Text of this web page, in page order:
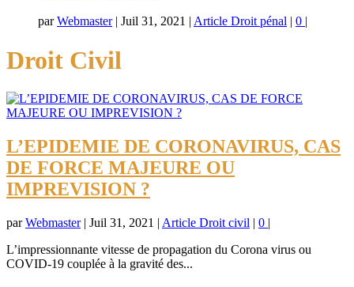
parWebmaster| Juil 31, 2021 | Article Droit pénal | 0 |
Droit Civil
L’EPIDEMIE DE CORONAVIRUS, CAS
DE FORCE MAJEURE OU
IMPREVISION ?
parWebmaster| Juil 31, 2021 | Article Droit civil | 0 |
L’impressionnante vitesse de propagation du Corona virus ou
COVID-19 couplée à la gravité des...